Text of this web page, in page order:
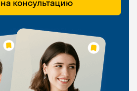
консультацию